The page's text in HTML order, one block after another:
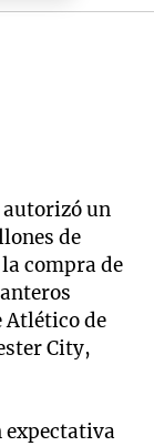
autorizó un
de
compra de
Atlético de
City,
expectativa